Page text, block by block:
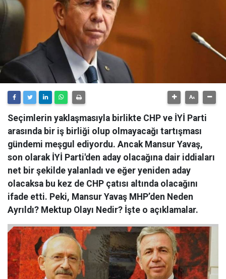
Seçimlerin yaklaşmasıyla birlikte CHP ve İYİ Parti
arasında bir iş birliği olup olmayacağı tartışması
gündemi meşgul ediyordu. Ancak Mansur Yavaş,
son olarak İYİ Parti'den aday olacağına dair iddiaları
net bir şekilde yalanladı ve eğer yeniden aday
olacaksa bu kez de CHP çatısı altında olacağını
ifade etti. Peki, Mansur Yavaş MHP’den Neden
Ayrıldı? Mektup Olayı Nedir? İşte o açıklamalar.